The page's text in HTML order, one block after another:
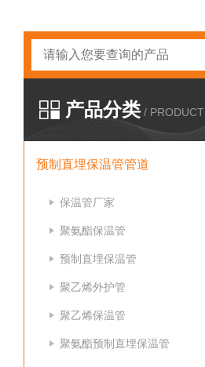
产品分类 / PRODUCT
预制直埋保温管管道
保温管厂家
聚氨酯保温管
预制直埋保温管
聚乙烯外护管
聚乙烯保温管
聚氨酯预制直埋保温管